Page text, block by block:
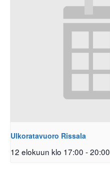
Ulkoratavuoro Rissala
12 elokuun klo 17:00 -20:00